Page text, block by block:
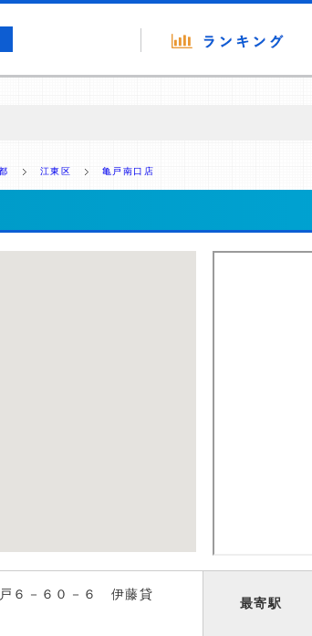
供を行っています。
江東区 亀戸南口店
６－６０－６ 伊藤貸
最寄駅